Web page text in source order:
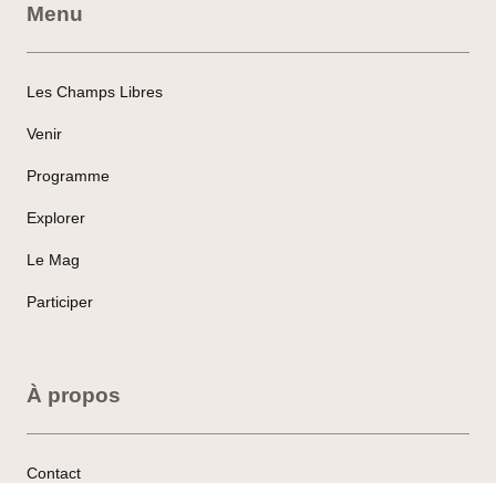
Menu
Les Champs Libres
Venir
Programme
Explorer
Le Mag
Participer
À propos
Contact